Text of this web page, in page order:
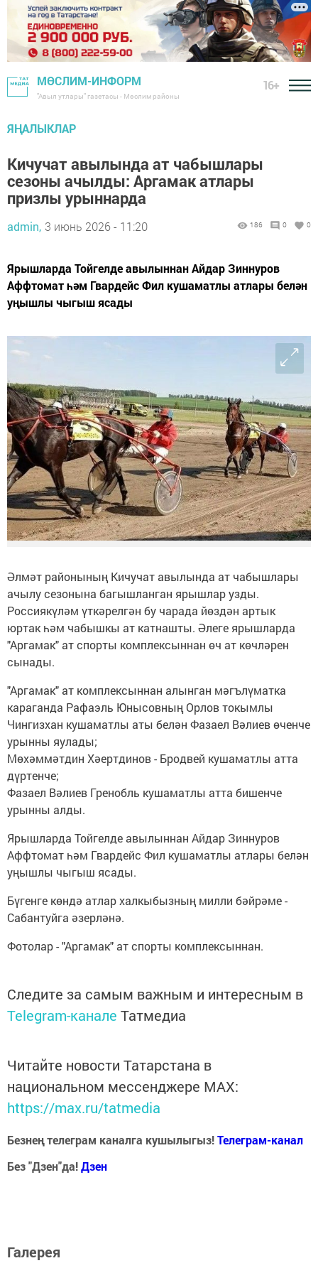
МӨСЛИМ-ИНФОРМ
"Авыл утлары" газетасы - Мөслим районы
16+
ЯҢАЛЫКЛАР
Кичучат авылында ат чабышлары
сезоны ачылды: Аргамак атлары
призлы урыннарда
admin, 3 июнь 2026 - 11:20 186 0 0
Ярышларда Тойгелде авылыннан Айдар Зиннуров
Аффтомат һәм Гвардейс Фил кушаматлы атлары белән
уңышлы чыгыш ясады
Әлмәт районының Кичучат авылында ат чабышлары
ачылу сезонына багышланган ярышлар узды.
Россиякүләм үткәрелгән бу чарада йөздән артык
юртак һәм чабышкы ат катнашты. Әлеге ярышларда
"Аргамак" ат спорты комплексыннан өч ат көчләрен
сынады.
"Аргамак" ат комплексыннан алынган мәгълүматка
караганда Рафаэль Юнысовның Орлов токымлы
Чингизхан кушаматлы аты белән Фазаел Вәлиев өченче
урынны яулады;
Мөхәммәтдин Хәертдинов - Бродвей кушаматлы атта
дүртенче;
Фазаел Вәлиев Гренобль кушаматлы атта бишенче
урынны алды.
Ярышларда Тойгелде авылыннан Айдар Зиннуров
Аффтомат һәм Гвардейс Фил кушаматлы атлары белән
уңышлы чыгыш ясады.
Бүгенге көндә атлар халкыбызның милли бәйрәме -
Сабантуйга әзерләнә.
Фотолар - "Аргамак" ат спорты комплексыннан.
Следите за самым важным и интересным в
Telegram-канале Татмедиа
Читайте новости Татарстана в
национальном мессенджере MАХ:
https://max.ru/tatmedia
Безнең телеграм каналга кушылыгыз!Телеграм-канал
Без "Дзен"да!Дзен
Галерея